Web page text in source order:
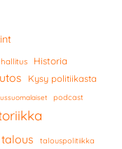
hallitus Historia
Kysy politiikasta
podcast
talous talouspolitiikka